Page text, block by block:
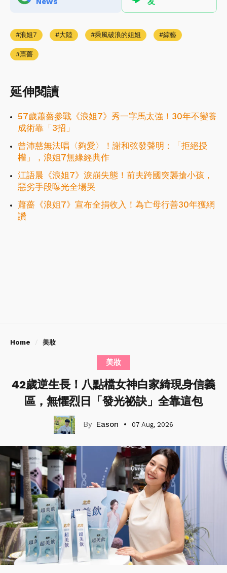
浪姐7 大陸 乘風破浪的姐姐 綜藝
蕭薔
延伸閱讀
57歲蕭薔參戰《浪姐7》秀一字馬太強！30年不變養
成術靠「3招」
曾沛慈無法唱〈夠愛〉！謝和弦發聲明：「拒絕授
權」，浪姐7無緣經典作
江語晨《浪姐7》淚崩失態！前夫跨國突襲搶小孩，
惡劣手段曝光全場哭
蕭薔《浪姐7》宣布全捐收入！為亡母行善30年獲網
讚
Home 美妝
美妝
42歲逆生長！八點檔女神白家綺現身信義
區，無懼烈日「發光祕訣」全靠這包
Eason 07 Aug, 2026